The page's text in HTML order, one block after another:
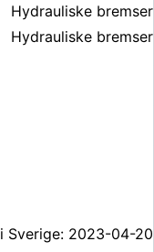
Hydrauliske bremser
Hydrauliske bremser